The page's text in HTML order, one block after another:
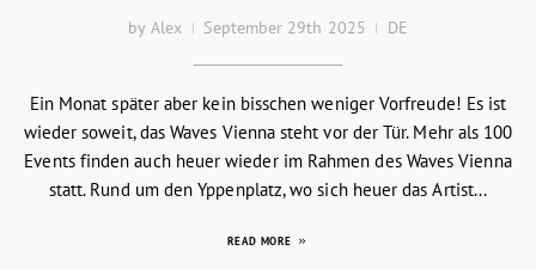
by Alex September 29th 2025 DE
Ein Monat später aber kein bisschen weniger Vorfreude! Es ist
wieder soweit, das Waves Vienna steht vor der Tür. Mehr als 100
Events finden auch heuer wieder im Rahmen des Waves Vienna
statt. Rund um den Yppenplatz, wo sich heuer das Artist...
READ MORE